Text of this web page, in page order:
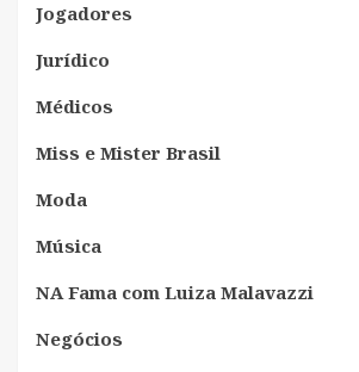
Jogadores
Jurídico
Médicos
Miss e Mister Brasil
Moda
Música
NA Fama com Luiza Malavazzi
Negócios